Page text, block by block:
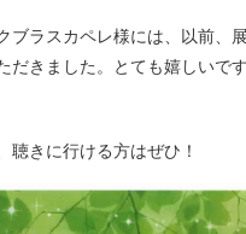
ブラスカペレ様には、以前、
だきました。とても嬉しいで
聴きに行ける方はぜひ！